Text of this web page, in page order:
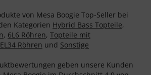
von Mesa Boogie Top-Seller bei
Kategorien Hybrid Bass Topteile,
, 6L6 Röhren, Topteile mit
EL34 Röhren und Sonstige
geben unsere Kunden